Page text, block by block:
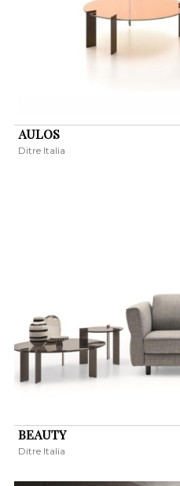
AULOS
Ditre Italia
BEAUTY
Ditre Italia